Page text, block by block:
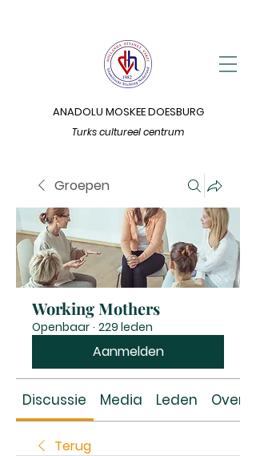
Turks cultureel centrum
ANADOLU MOSKEE DOESBURG
Groepen
Working Mothers
Openbaar · 229 leden
Aanmelden
Discussie Media Leden Over
Terug